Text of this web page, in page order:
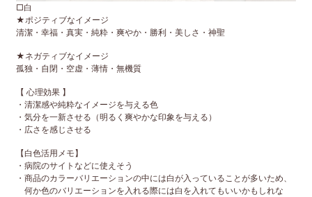
□白
★ポジティブなイメージ
清潔・幸福・真実・純粋・爽やか・勝利・美しさ・神聖
★ネガティブなイメージ
孤独・自閉・空虚・薄情・無機質
【 心理効果 】
・清潔感や純粋なイメージを与える色
・気分を一新させる（明るく爽やかな印象を与える）
・広さを感じさせる
【白色活用メモ】
・病院のサイトなどに使えそう
・商品のカラーバリエーションの中には白が入っていることが多いため、
何か色のバリエーションを入れる際には白を入れてもいいかもしれな